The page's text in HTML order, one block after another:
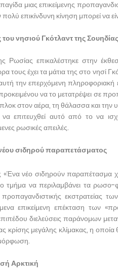
μιας επικείμενης
επικίνδυνη κίνηση μπορεί να
νησιού Γκότλαντ της Σουηδίας
Ρωσίας επικαλέστηκε στην
έχει τα μάτια της στο νησί
την επερχόμενη πληροφοριακή
να το μετατρέψει σε
στον αέρα, τη θάλασσα και την
επιτευχθεί αυτό από το να
ρωσικές απειλές.
σιδηρού παραπετάσματος
νέο σιδηρούν παραπέτασμα
τμήμα να περιλαμβάνει τα ρωσο-
εκστρατείας
επικείμενη επέκταση των
διελεύσεις παράνομων
κρίσης μεγάλης κλίμακας, η
Αρκτική